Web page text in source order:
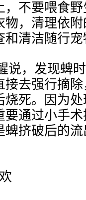
不要喂食
物，清理依
清洁随行
说，发现蜱
去强行摘
死。因为
通过小手
挤破后的